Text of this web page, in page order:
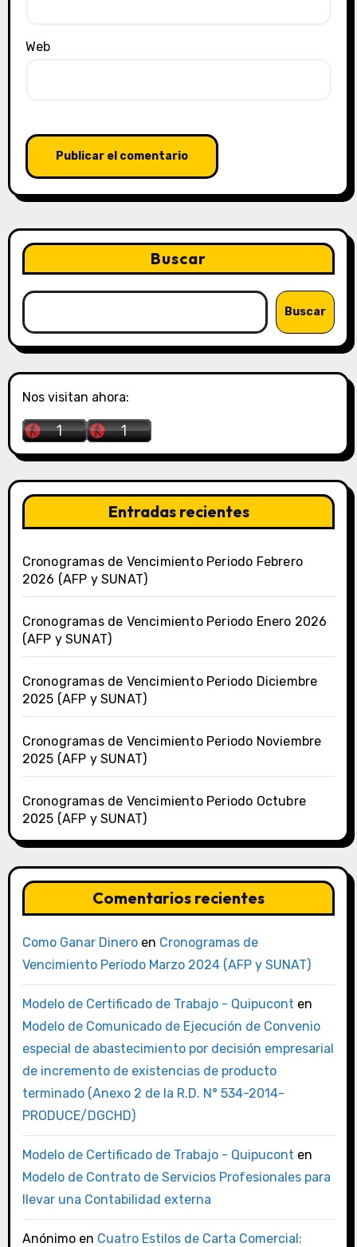
Web
Buscar
Buscar
Nos visitan ahora:
Entradas recientes
Cronogramas de Vencimiento Periodo Febrero
2026 (AFP y SUNAT)
Cronogramas de Vencimiento Periodo Enero 2026
(AFP y SUNAT)
Cronogramas de Vencimiento Periodo Diciembre
2025 (AFP y SUNAT)
Cronogramas de Vencimiento Periodo Noviembre
2025 (AFP y SUNAT)
Cronogramas de Vencimiento Periodo Octubre
2025 (AFP y SUNAT)
Comentarios recientes
Como Ganar Dineroen Cronogramas de
Vencimiento Periodo Marzo 2024 (AFP y SUNAT)
Modelo de Certificado de Trabajo - Quipucont en
Modelo de Comunicado de Ejecución de Convenio
especial de abastecimiento por decisión empresarial
de incremento de existencias de producto
terminado (Anexo 2 de la R.D. N° 534-2014-
PRODUCE/DGCHD)
Modelo de Certificado de Trabajo - Quipucont en
Modelo de Contrato de Servicios Profesionales para
llevar una Contabilidad externa
Anónimoen Cuatro Estilos de Carta Comercial: